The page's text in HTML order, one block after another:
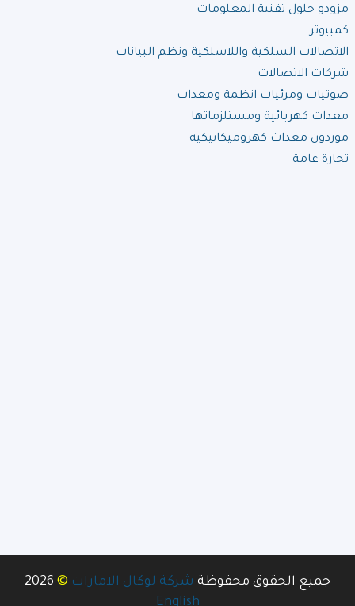
مزودو حلول تقنية المعلومات
كمبيوتر
الاتصالات السلكية واللاسلكية ونظم البيانات
شركات الاتصالات
صوتيات ومرئيات انظمة ومعدات
معدات كهربائية ومستلزماتها
موردون معدات كهروميكانيكية
تجارة عامة
جميع الحقوق محفوظة شركة لوكال الامارات ©
English